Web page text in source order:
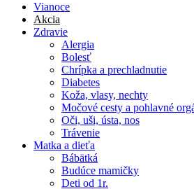
Vianoce
Akcia
Zdravie
Alergia
Bolesť
Chrípka a prechladnutie
Diabetes
Koža, vlasy, nechty
Močové cesty a pohlavné
Oči, uši, ústa, nos
Trávenie
Matka a dieťa
Bábätká
Budúce mamičky
Deti od 1r.